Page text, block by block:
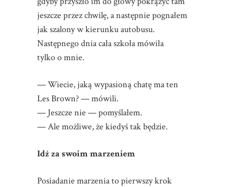
jeszcze przez chwilę, a następnie pognałem
jak szalony w kierunku autobusu.
Następnego dnia cała szkoła mówiła
tylko o mnie.
— Wiecie, jaką wypasioną chatę ma ten
Les Brown? — mówili.
— Jeszcze nie — pomyślałem.
— Ale możliwe, że kiedyś tak będzie.
Idź za swoim marzeniem
Posiadanie marzenia to pierwszy krok